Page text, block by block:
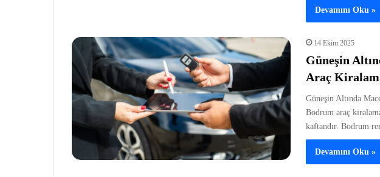
Devamını Oku »
14 Ekim 2025
Güneşin
Araç
Güneşin Altında
Bodrum araç
kaftandır. Bodrum
Devamını Oku »